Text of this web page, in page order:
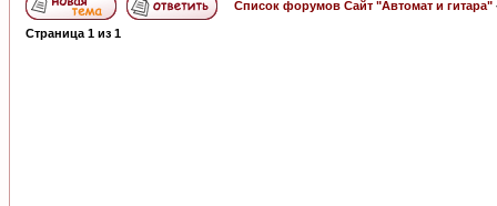
Список форумов Сайт "Автомат и гитара"
Страница 1 из 1